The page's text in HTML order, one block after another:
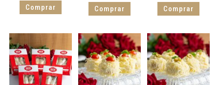
Comprar Comprar Comprar